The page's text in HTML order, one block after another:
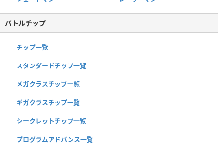
バトルチップ
チップ一覧
スタンダードチップ一覧
メガクラスチップ一覧
ギガクラスチップ一覧
シークレットチップ一覧
プログラムアドバンス一覧